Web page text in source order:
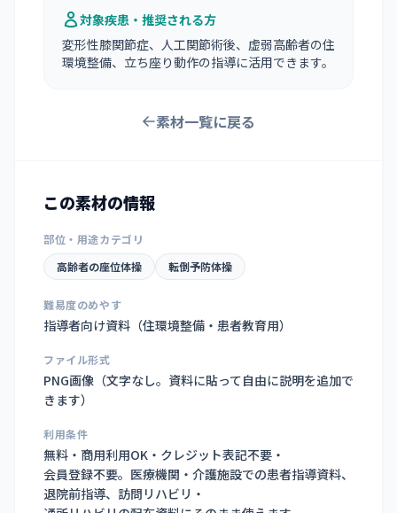
対象疾患・推奨される方
変形性膝関節症、人工関節術後、虚弱高齢者の住
環境整備、立ち座り動作の指導に活用できます。
素材一覧に戻る
この素材の情報
部位・用途カテゴリ
高齢者の座位体操
転倒予防体操
難易度のめやす
指導者向け資料（住環境整備・患者教育用）
ファイル形式
PNG画像（文字なし。資料に貼って自由に説明を追加で
きます）
利用条件
無料・商用利用OK・クレジット表記不要・
会員登録不要。医療機関・介護施設での患者指導資料、
退院前指導、訪問リハビリ・